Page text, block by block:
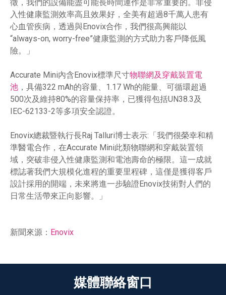
徵，我們的設備能盡可能長時間運作是非常重要的。非侵
入性健康監測效率高且效果好，全美有超過8千萬人患有
心血管疾病，透過與Enovix合作，我們很高興能以
“always-on, worry-free”健康監測的方式助力客戶降低風
險。」
Accurate Mini內含Enovix標準尺寸物聯網及穿戴裝置電
池 ，具備322 mAh的容量、1.17 Wh的能量、可循環超過
500次及維持80%的容量保持率，已獲得包括UN38.3及
IEC-62133-2等多項安全認證。
Enovix總裁暨執行長Raj Talluri博士表示:「我們很榮幸和精
準醫電合作，在Accurate Mini此類物聯網和穿戴裝置領
域，突破非侵入性健康監測和電池壽命的極限。這一成就
標誌著我們大規模化進程的重要里程碑，這僅是獲得客戶
設計採用的開端，未來將進一步驗證Enovix技術對人們的
日常生活帶來正向影響。」
新聞來源： Enovix
媒體聯絡窗口